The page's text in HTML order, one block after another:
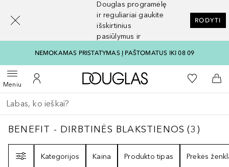
Douglas programėlę
ir reguliariai gaukite
išskirtinius
pasiūlymus ir
RODYTI
NEMOKAMAS PRISTATYMAS Į PAŠTOMATUS IKI 08 09
MeniuAtidaryti meniuĮ mano paskyrą
Į Douglas pagrindinį
Į mano
Į
Grįžk atgal
Vykdykite paiešką
BENEFIT - DIRBTINĖS BLAKSTIENOS 3
BENEFIT - DIRBTINĖS BLAKSTIENOS (3 )
Kategorijos
Kaina Produkto tipas Prekės
[navigation.slideout.screenreader]